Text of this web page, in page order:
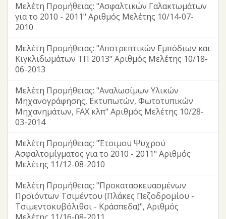
Μελέτη Προμήθειας: "Ασφαλτικών Γαλακτωμάτων
για το 2010 - 2011" Αριθμός Μελέτης 10/14-07-
2010
Μελέτη Προμήθειας: "Αποτρεπτικών Εμπόδιων και
Κιγκλιδωμάτων ΤΠ 2013" Αριθμός Μελέτης 10/18-
06-2013
Μελέτη Προμήθειας: "Αναλωσίμων Υλικών
Μηχανογράφησης, Εκτυπωτών, Φωτοτυπικών
Μηχανημάτων, FAX κλπ" Αριθμός Μελέτης 10/28-
03-2014
Μελέτη Προμήθειας: "Έτοιμου Ψυχρού
Ασφαλτομίγματος για το 2010 - 2011" Αριθμός
Μελέτης 11/12-08-2010
Μελέτη Προμήθειας: "Προκατασκευασμένων
Προϊόντων Τσιμέντου (Πλάκες Πεζοδρομίου -
Τσιμεντοκυβόλιθοι - Κράσπεδα)", Αριθμός